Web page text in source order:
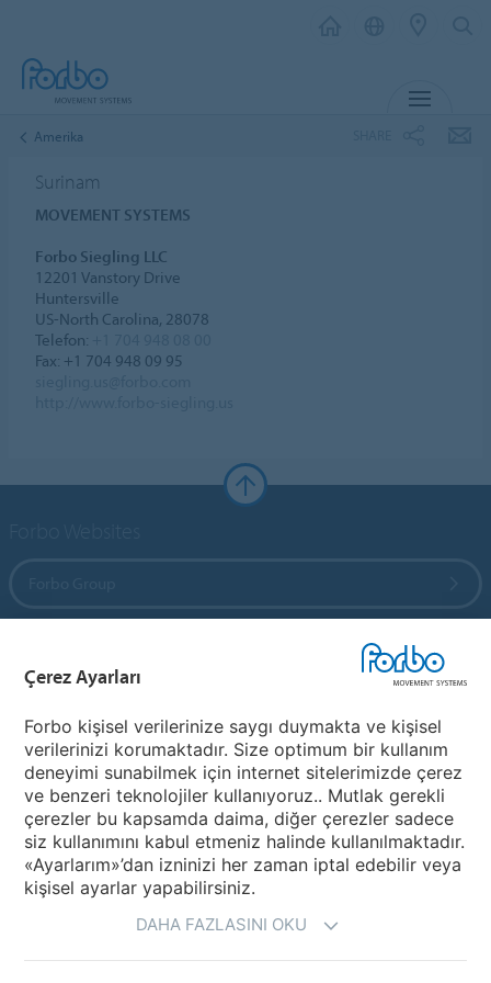
Amerika
Surinam
MOVEMENT SYSTEMS
Forbo Siegling LLC
12201 Vanstory Drive
Huntersville
US-North Carolina, 28078
Telefon:
Fax: +1 704 948 09 95
Bir Ülke Seçiniz
Ülkenizi Seçiniz
Çerez Ayarları
Forbo kişisel verilerinize saygı duymakta ve kişisel
verilerinizi korumaktadır. Size optimum bir kullanım
deneyimi sunabilmek için internet sitelerimizde çerez
ve benzeri teknolojiler kullanıyoruz.. Mutlak gerekli
çerezler bu kapsamda daima, diğer çerezler sadece
siz kullanımını kabul etmeniz halinde kullanılmaktadır.
«Ayarlarım»’dan izninizi her zaman iptal edebilir veya
kişisel ayarlar yapabilirsiniz.
DAHA FAZLASINI OKU